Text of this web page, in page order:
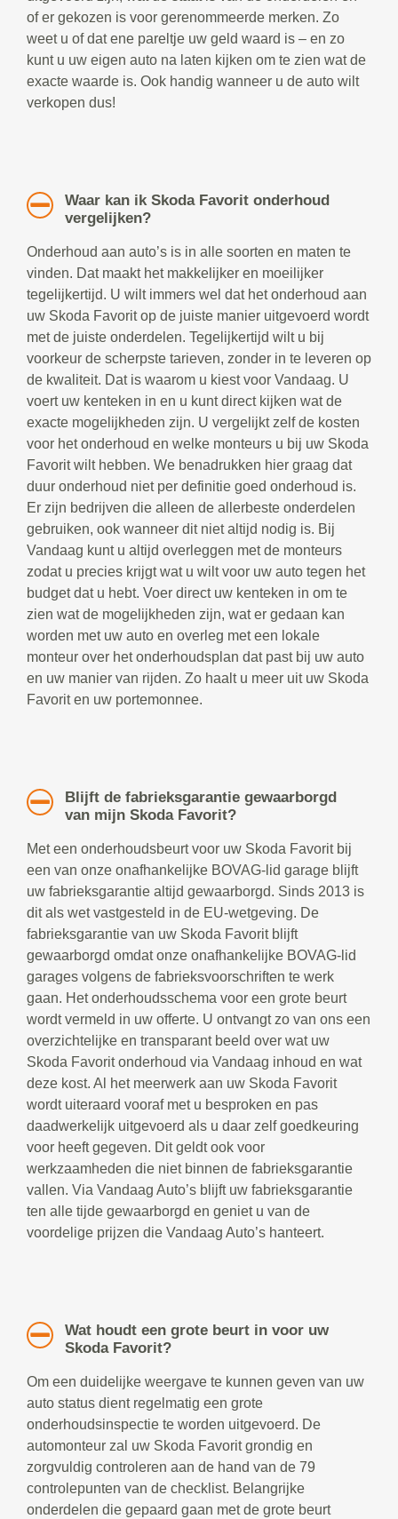
of er gekozen is voor gerenommeerde merken. Zo
weet u of dat ene pareltje uw geld waard is – en zo
kunt u uw eigen auto na laten kijken om te zien wat de
exacte waarde is. Ook handig wanneer u de auto wilt
verkopen dus!
Waar kan ik Skoda Favorit onderhoud
vergelijken?
Onderhoud aan auto’s is in alle soorten en maten te
vinden. Dat maakt het makkelijker en moeilijker
tegelijkertijd. U wilt immers wel dat het onderhoud aan
uw Skoda Favorit op de juiste manier uitgevoerd wordt
met de juiste onderdelen. Tegelijkertijd wilt u bij
voorkeur de scherpste tarieven, zonder in te leveren op
de kwaliteit. Dat is waarom u kiest voor Vandaag. U
voert uw kenteken in en u kunt direct kijken wat de
exacte mogelijkheden zijn. U vergelijkt zelf de kosten
voor het onderhoud en welke monteurs u bij uw Skoda
Favorit wilt hebben. We benadrukken hier graag dat
duur onderhoud niet per definitie goed onderhoud is.
Er zijn bedrijven die alleen de allerbeste onderdelen
gebruiken, ook wanneer dit niet altijd nodig is. Bij
Vandaag kunt u altijd overleggen met de monteurs
zodat u precies krijgt wat u wilt voor uw auto tegen het
budget dat u hebt. Voer direct uw kenteken in om te
zien wat de mogelijkheden zijn, wat er gedaan kan
worden met uw auto en overleg met een lokale
monteur over het onderhoudsplan dat past bij uw auto
en uw manier van rijden. Zo haalt u meer uit uw Skoda
Favorit en uw portemonnee.
Blijft de fabrieksgarantie gewaarborgd
van mijn Skoda Favorit?
Met een onderhoudsbeurt voor uw Skoda Favorit bij
een van onze onafhankelijke BOVAG-lid garage blijft
uw fabrieksgarantie altijd gewaarborgd. Sinds 2013 is
dit als wet vastgesteld in de EU-wetgeving. De
fabrieksgarantie van uw Skoda Favorit blijft
gewaarborgd omdat onze onafhankelijke BOVAG-lid
garages volgens de fabrieksvoorschriften te werk
gaan. Het onderhoudsschema voor een grote beurt
wordt vermeld in uw offerte. U ontvangt zo van ons een
overzichtelijke en transparant beeld over wat uw
Skoda Favorit onderhoud via Vandaag inhoud en wat
deze kost. Al het meerwerk aan uw Skoda Favorit
wordt uiteraard vooraf met u besproken en pas
daadwerkelijk uitgevoerd als u daar zelf goedkeuring
voor heeft gegeven. Dit geldt ook voor
werkzaamheden die niet binnen de fabrieksgarantie
vallen. Via Vandaag Auto’s blijft uw fabrieksgarantie
ten alle tijde gewaarborgd en geniet u van de
voordelige prijzen die Vandaag Auto’s hanteert.
Wat houdt een grote beurt in voor uw
Skoda Favorit?
Om een duidelijke weergave te kunnen geven van uw
auto status dient regelmatig een grote
onderhoudsinspectie te worden uitgevoerd. De
automonteur zal uw Skoda Favorit grondig en
zorgvuldig controleren aan de hand van de 79
controlepunten van de checklist. Belangrijke
onderdelen die gepaard gaan met de grote beurt